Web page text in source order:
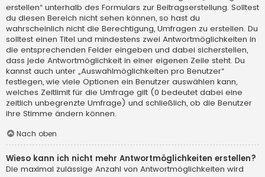
erstellen“ unterhalb des Formulars zur Beitragserstellung. Solltest
du diesen Bereich nicht sehen können, so hast du
wahrscheinlich nicht die Berechtigung, Umfragen zu erstellen. Du
solltest einen Titel und mindestens zwei Antwortmöglichkeiten in
die entsprechenden Felder eingeben und dabei sicherstellen,
dass jede Antwortmöglichkeit in einer eigenen Zeile steht. Du
kannst auch unter „Auswahlmöglichkeiten pro Benutzer“
festlegen, wie viele Optionen ein Benutzer auswählen kann,
welches Zeitlimit für die Umfrage gilt (0 bedeutet dabei eine
zeitlich unbegrenzte Umfrage) und schließlich, ob die Benutzer
ihre Stimme ändern können.
Nach oben
Wieso kann ich nicht mehr Antwortmöglichkeiten erstellen?
Die maximal zulässige Anzahl von Antwortmöglichkeiten wird